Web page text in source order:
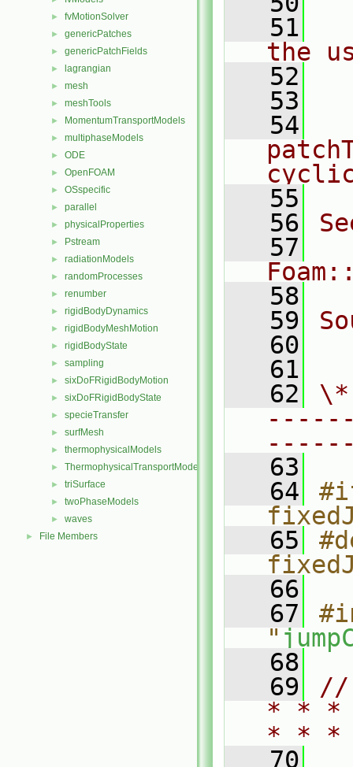
► fvMotionSolver
► genericPatches
► genericPatchFields
► lagrangian
► mesh
► meshTools
► MomentumTransportModels
► multiphaseModels
► ODE
► OpenFOAM
► OSspecific
► parallel
► physicalProperties
► Pstream
► radiationModels
► randomProcesses
► renumber
► rigidBodyDynamics
► rigidBodyMeshMotion
► rigidBodyState
► sampling
► sixDoFRigidBodyMotion
► sixDoFRigidBodyState
► specieTransfer
► surfMesh
► thermophysicalModels
► ThermophysicalTransportModels
► triSurface
► twoPhaseModels
► waves
► File Members
   51
the
   52
   53
   54
   55
   56
   57
   58
   59
   60
   61
   62
   63
   64
   65
   66
   67
"
   68
   69
//
* * *
* *
   70